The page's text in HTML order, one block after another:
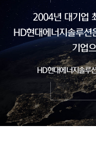
2004년 대기업
HD현대에너지솔루션
기업
HD현대에너지솔루